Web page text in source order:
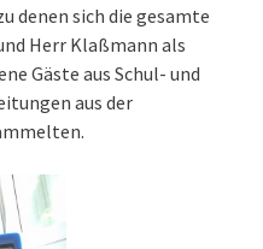
denen sich die gesamte
Herr Klaßmann als
Gäste aus Schul- und
aus der